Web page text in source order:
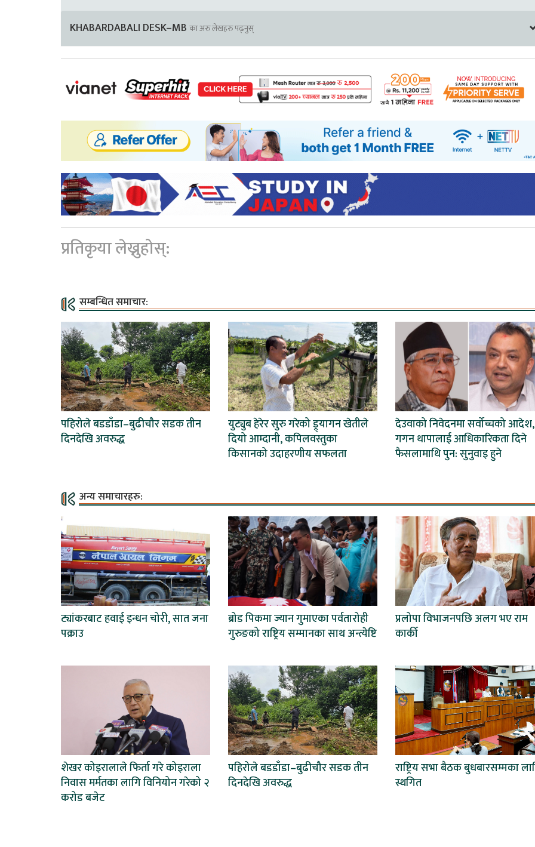
KHABARDABALI DESK–MB का अरु लेखहरु पढ्नुस्
प्रतिकृया लेख्नुहोस्:
सम्बन्धित समाचार:
पहिरोले बडडाँडा–बुढीचौर सडक तीन
दिनदेखि अवरुद्ध
युट्युब हेरेर सुरु गरेको ड्र्यागन खेतीले
दियो आम्दानी, कपिलवस्तुका
किसानको उदाहरणीय सफलता
देउवाको निवेदनमा सर्वोच्चको आदेश,
गगन थापालाई आधिकारिकता दिने
फैसलामाथि पुन: सुनुवाइ हुने
अन्य समाचारहरु:
ट्यांकरबाट हवाई इन्धन चोरी, सात जना
पक्राउ
ब्रोड पिकमा ज्यान गुमाएका पर्वतारोही
गुरुङको राष्ट्रिय सम्मानका साथ अन्त्येष्टि
प्रलोपा विभाजनपछि अलग भए राम
कार्की
शेखर कोइरालाले फिर्ता गरे कोइराला
निवास मर्मतका लागि विनियोन गरेको २
करोड बजेट
पहिरोले बडडाँडा–बुढीचौर सडक तीन
दिनदेखि अवरुद्ध
राष्ट्रिय सभा बैठक बुधबारसम्मका
स्थगित